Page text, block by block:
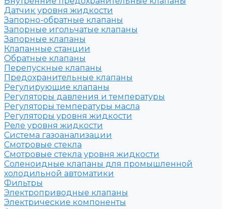
Датчик уровня жидкости
Запорно-обратные клапаны
Запорные игольчатые клапаны
Запорные клапаны
Клапанные станции
Обратные клапаны
Перепускные клапаны
Предохранительные клапаны
Регулирующие клапаны
Регуляторы давления и температуры
Регуляторы температуры масла
Регуляторы уровня жидкости
Реле уровня жидкости
Система газоанализации
Смотровые стекла
Смотровые стекла уровня жидкости
Соленоидные клапаны для промышленной
холодильной автоматики
Фильтры
Электроприводные клапаны
Электрические компоненты